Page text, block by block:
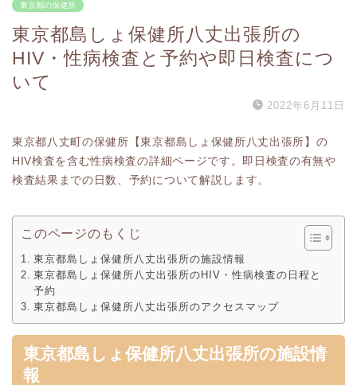
東京都の保健所
東京都島しょ保健所八丈出張所の
HIV・性病検査と予約や即日検査につ
いて
2022年6月11日
東京都八丈町の保健所【東京都島しょ保健所八丈出張所】の
HIV検査を含む性病検査の詳細ページです。即日検査の有無や
検査結果までの日数、予約について解説します。
このページのもくじ
東京都島しょ保健所八丈出張所の施設情報
東京都島しょ保健所八丈出張所のHIV・性病検査の日程と
予約
東京都島しょ保健所八丈出張所のアクセスマップ
東京都島しょ保健所八丈出張所の施設情
報